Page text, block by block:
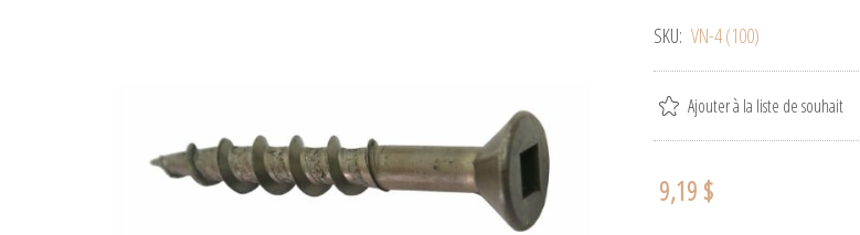
SKU: VN-4 (100)
Ajouter à la liste de souhait
9,19 $